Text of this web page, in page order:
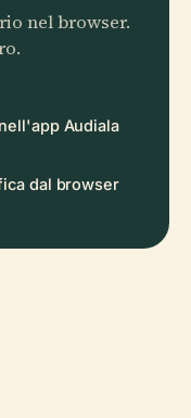
nel browser.
Audiala
dal browser